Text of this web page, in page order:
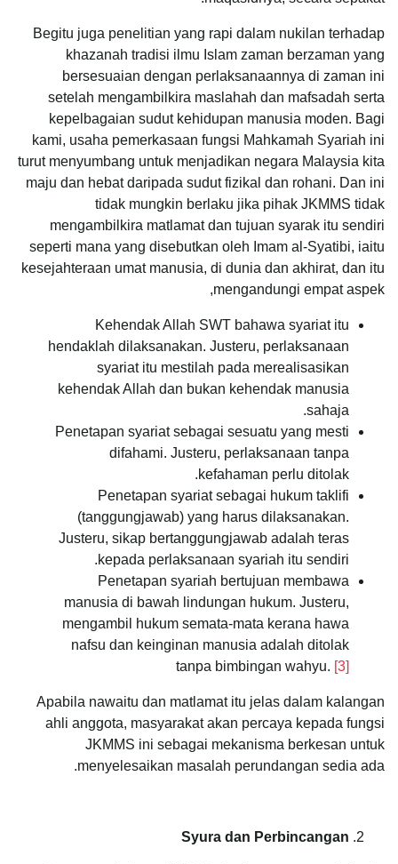
Begitu juga penelitian yang rapi dalam nukilan terhadap
khazanah tradisi ilmu Islam zaman berzaman yang
bersesuaian dengan perlaksanaannya di zaman ini
setelah mengambilkira maslahah dan mafsadah serta
kepelbagaian sudut kehidupan manusia moden. Bagi
kami, usaha pemerkasaan fungsi Mahkamah Syariah ini
turut menyumbang untuk menjadikan negara Malaysia kita
maju dan hebat daripada sudut fizikal dan rohani. Dan ini
tidak mungkin berlaku jika pihak JKMMS tidak
mengambilkira matlamat dan tujuan syarak itu sendiri
seperti mana yang disebutkan oleh Imam al-Syatibi, iaitu
kesejahteraan umat manusia, di dunia dan akhirat, dan itu
mengandungi empat aspek,
Kehendak Allah SWT bahawa syariat itu
hendaklah dilaksanakan. Justeru, perlaksanaan
syariat itu mestilah pada merealisasikan
kehendak Allah dan bukan kehendak manusia
sahaja.
Penetapan syariat sebagai sesuatu yang mesti
difahami. Justeru, perlaksanaan tanpa
kefahaman perlu ditolak.
Penetapan syariat sebagai hukum taklifi
(tanggungjawab) yang harus dilaksanakan.
Justeru, sikap bertanggungjawab adalah teras
kepada perlaksanaan syariah itu sendiri.
Penetapan syariah bertujuan membawa
manusia di bawah lindungan hukum. Justeru,
mengambil hukum semata-mata kerana hawa
nafsu dan keinginan manusia adalah ditolak
tanpa bimbingan wahyu. [3]
Apabila nawaitu dan matlamat itu jelas dalam kalangan
ahli anggota, masyarakat akan percaya kepada fungsi
JKMMS ini sebagai mekanisma berkesan untuk
menyelesaikan masalah perundangan sedia ada.
Syura dan Perbincangan